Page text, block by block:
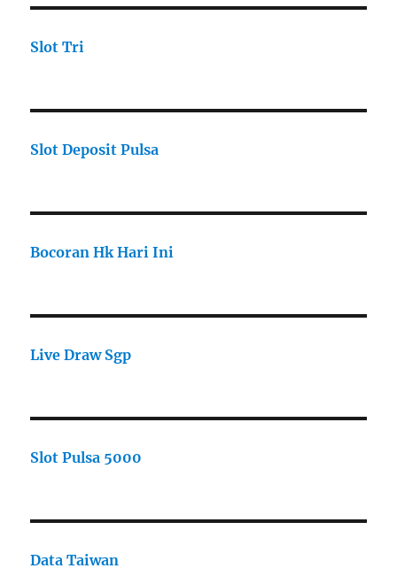
Slot Tri
Slot Deposit Pulsa
Bocoran Hk Hari Ini
Live Draw Sgp
Slot Pulsa 5000
Data Taiwan